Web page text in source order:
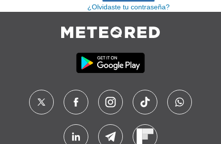
¿Olvidaste tu contraseña?